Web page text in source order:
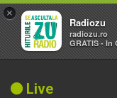
Live
×
Radiozu
radiozu.ro
GRATIS - In